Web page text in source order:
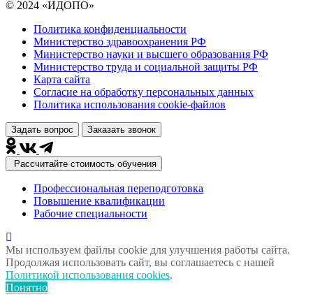
© 2024 «ИДОПО»
Политика конфиденциальности
Министерство здравоохранения РФ
Министерство науки и высшего образования РФ
Министерство труда и социальной защиты РФ
Карта сайта
Согласие на обработку персональных данных
Политика использования сookie-файлов
Задать вопрос Заказать звонок
Рассчитайте стоимость обучения
Профессиональная переподготовка
Повышение квалификации
Рабочие специальности
Мы используем файлы cookie для улучшения работы сайта.
Продолжая использовать сайт, вы соглашаетесь с нашей
Политикой использования cookies.
Понятно